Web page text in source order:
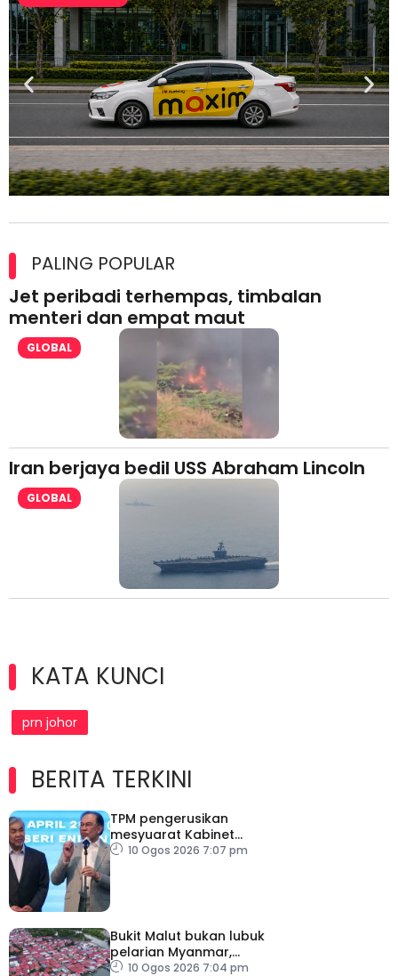
lesen separuh pertama 2026
PALING POPULAR
Jet peribadi terhempas, timbalan
menteri dan empat maut
GLOBAL
Iran berjaya bedil USS Abraham Lincoln
GLOBAL
KATA KUNCI
prn johor
BERITA TERKINI
TPM pengerusikan
mesyuarat Kabinet
sepanjang ketiadaan PM
10 Ogos 2026 7:07 pm
Bukit Malut bukan lubuk
pelarian Myanmar,
majoriti penduduk
10 Ogos 2026 7:04 pm